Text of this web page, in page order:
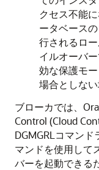
クセス不能
ータベース
行されるロ
イルオーバ
効な保護モ
場合としない
ブローカでは、
Control (Cloud
DGMGRLコマン
マンドを使用して
バーを起動できる